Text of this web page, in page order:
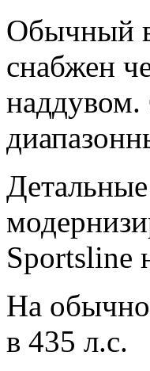
Обычный
снабжен
Sportsline
На
в 435 л.с.